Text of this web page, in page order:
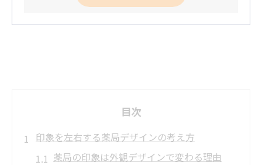
目次
印象を左右する薬局デザインの考え方
薬局の印象は外観デザインで変わる理由